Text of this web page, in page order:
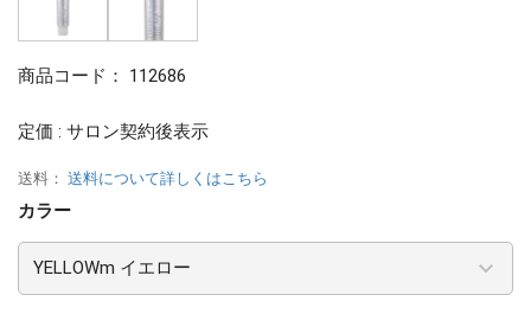
商品コード： 112686
定価 : サロン契約後表示
送料： 送料について詳しくはこちら
カラー